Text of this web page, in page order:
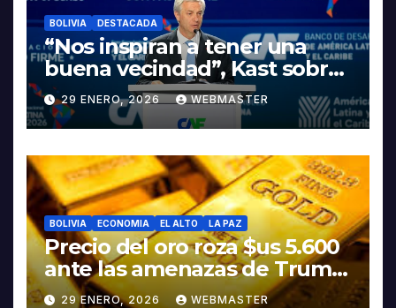
BOLIVIA DESTACADA
“Nos inspiran a tener una
buena vecindad”, Kast sobre
discurso del presidente
Rodrigo Paz
29 ENERO, 2026 WEBMASTER
BOLIVIA ECONOMIA EL ALTO LA PAZ
Precio del oro roza $us 5.600
ante las amenazas de Trump
contra Irán
29 ENERO, 2026 WEBMASTER